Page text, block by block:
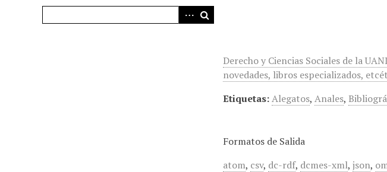
Derecho y Ciencias Sociales de la
novedades, libros especializados,
Etiquetas:Alegatos,Anales,
Formatos de Salida
atom, csv, dc-rdf, dcmes-xml,json,